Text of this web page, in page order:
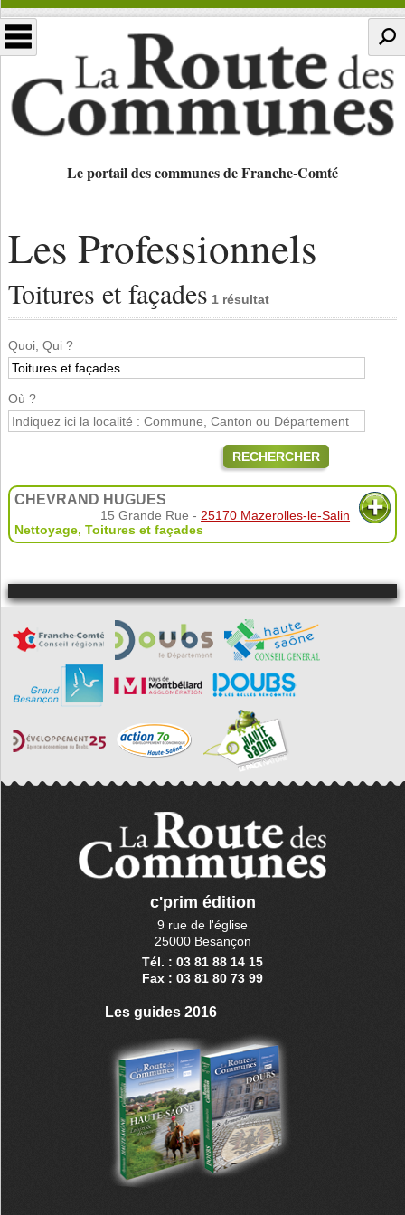
Le portail des communes de Franche-Comté
Les Professionnels
Toitures et façades 1 résultat
Quoi, Qui ?
Où ?
RECHERCHER
CHEVRAND HUGUES
15 Grande Rue - 25170 Mazerolles-le-Salin
Nettoyage, Toitures et façades
c'prim édition
9 rue de l'église
25000 Besançon
Tél. : 03 81 88 14 15
Fax : 03 81 80 73 99
Les guides 2016